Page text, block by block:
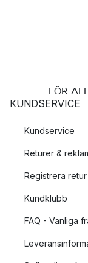
FÖR
KUNDSERVICE
Kundservice
Returer &
Registrera
Kundklubb
FAQ - Vanliga